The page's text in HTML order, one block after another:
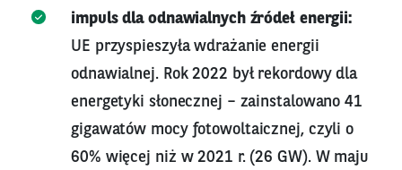
impuls dla odnawialnych źródeł energii:
UE przyspieszyła wdrażanie energii
odnawialnej. Rok 2022 był rekordowy dla
energetyki słonecznej – zainstalowano 41
gigawatów mocy fotowoltaicznej, czyli o
60% więcej niż w 2021 r. (26 GW). W maju